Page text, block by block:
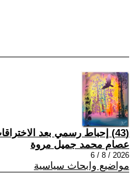
(43) إحباط رسمي بعد الاختراقات العدوانية بلا تبرير
عصام محمد جميل مروة
2026 / 8 / 6
مواضيع وابحاث سياسية